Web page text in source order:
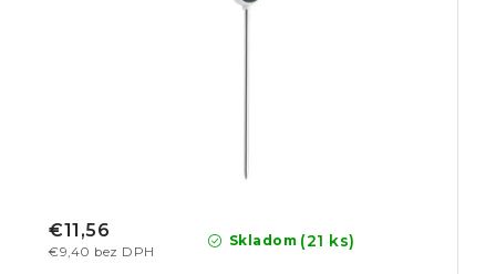
Skladom (21 ks)
€9,40 bez DPH
€11,56